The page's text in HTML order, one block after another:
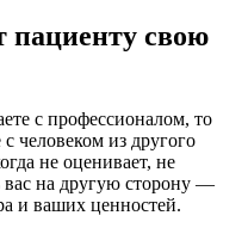
пациенту свою
с профессионалом, то
человеком из другого
не оценивает, не
вас на другую сторону —
и ваших ценностей.